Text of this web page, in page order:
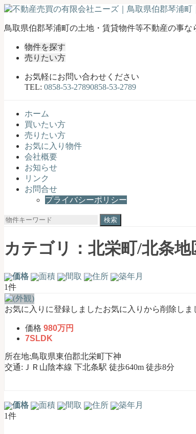
不
郡
浦
町
土
地
売
買・
購
入
お
く
だ
鳥取県伯郡琴浦町の土地・賃貸物件等不動産の事な
物件を探す
売りたい方
お気軽にお問い合わせください
TEL: 0858-53-27890858-53-2789
ホーム
買いたい方
売りたい方
お気に入り物件
会社概要
お知らせ
リンク
お問合せ
プライバシーポリシー
検
カテゴリ：北栄町/北条地
価格 面積 間取 住所
築年月
1件
お気に入りに登録しましたお気に入りから削除しま
価格 980万円
7SLDK
所在地:鳥取県東伯郡北栄町下神
交通:ＪＲ山陰本線 下北条駅 徒歩640m 徒歩8分
価格 面積 間取 住所
築年月
1件